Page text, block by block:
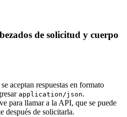
de solicitud y cuerpo
aceptan respuestas en formato
application/json.
para llamar a la API, que se puede
después de solicitarla.